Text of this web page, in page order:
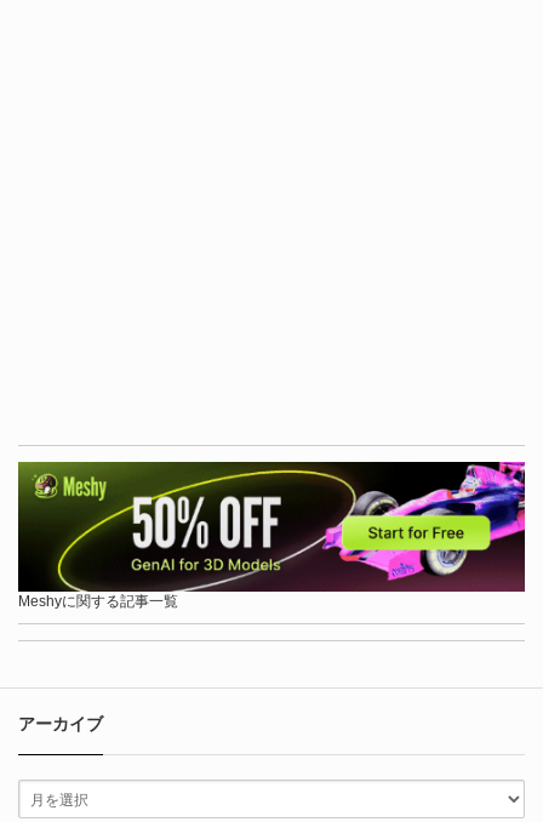
Meshyに関する記事一覧
アーカイブ